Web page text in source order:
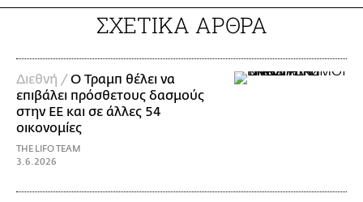
ΣΧΕΤΙΚΑ ΑΡΘΡΑ
Διεθνή /Ο Τραμπ θέλει να
επιβάλει πρόσθετους δασμούς
στην ΕΕ και σε άλλες 54
οικονομίες
THE LIFO TEAM
3.6.2026